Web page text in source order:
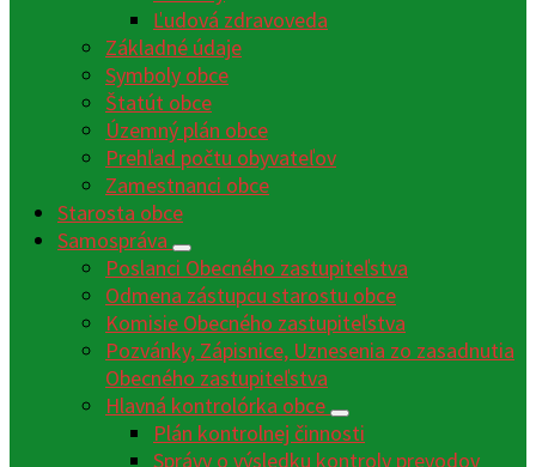
Ľudová zdravoveda
Základné údaje
Symboly obce
Štatút obce
Územný plán obce
Prehľad počtu obyvateľov
Zamestnanci obce
Starosta obce
Samospráva
Poslanci Obecného zastupiteľstva
Odmena zástupcu starostu obce
Komisie Obecného zastupiteľstva
Pozvánky, Zápisnice, Uznesenia zo zasadnutia
Obecného zastupiteľstva
Hlavná kontrolórka obce
Plán kontrolnej činnosti
Správy o výsledku kontroly prevodov